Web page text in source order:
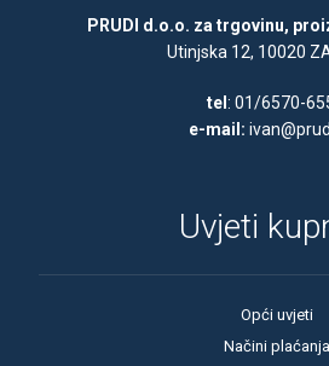
PRUDI d.o.o. za trgovinu,
Utinjska 12, 10020
tel : 01/6570-
e-mail:
Uvjeti
Opći uvjeti
Načini plaćanja